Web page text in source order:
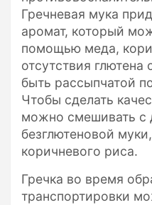
Гречневая мука
аромат, который
помощью меда,
отсутствия
быть рассыпчатой
Чтобы сделать
можно смешивать с
безглютеновой
коричневого риса.
Гречка во время
транспортировки